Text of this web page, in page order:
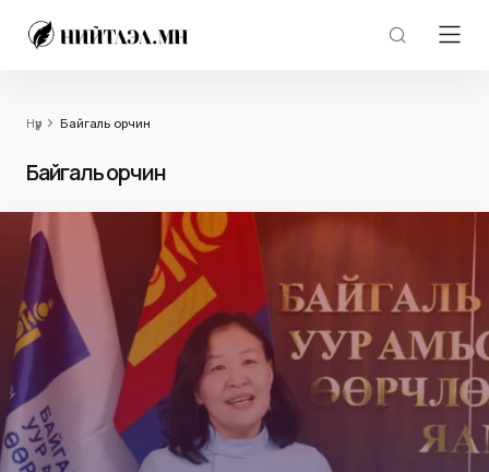
Нүүр Байгаль орчин
Байгаль орчин